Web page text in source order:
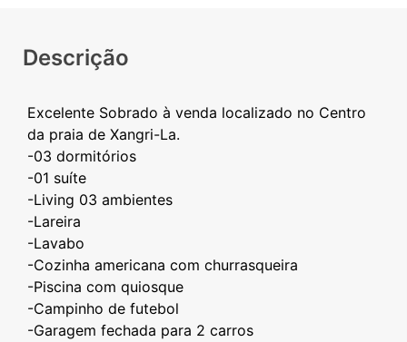
Descrição
Excelente Sobrado à venda localizado no Centro
da praia de Xangri-La.
-03 dormitórios
-01 suíte
-Living 03 ambientes
-Lareira
-Lavabo
-Cozinha americana com churrasqueira
-Piscina com quiosque
-Campinho de futebol
-Garagem fechada para 2 carros